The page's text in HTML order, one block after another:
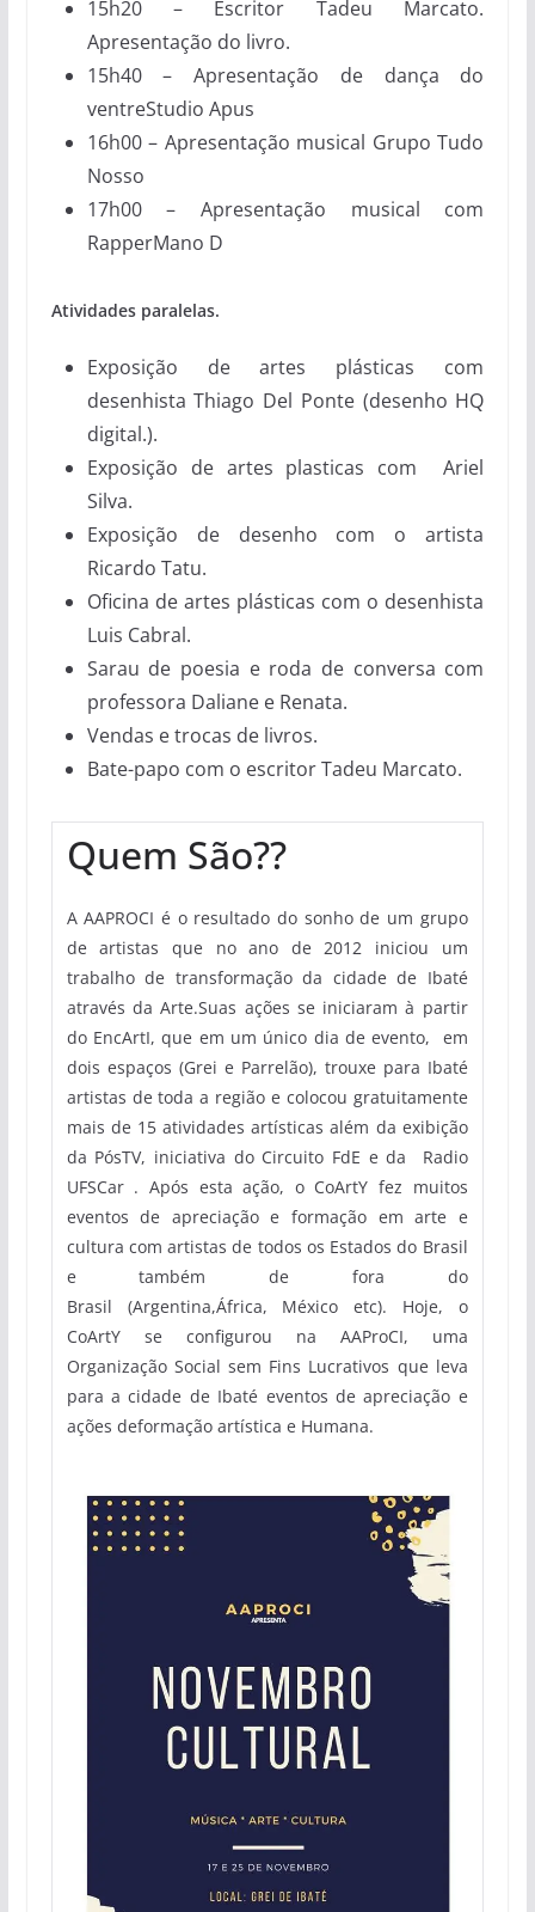
15h20 – Escritor Tadeu Marcato.
Apresentação do livro.
15h40 – Apresentação de dança do
ventreStudio Apus
16h00 – Apresentação musical Grupo Tudo
Nosso
17h00 – Apresentação musical com
RapperMano D
Atividades paralelas.
Exposição de artes plásticas com
desenhista Thiago Del Ponte (desenho HQ
digital.).
Exposição de artes plasticas com Ariel
Silva.
Exposição de desenho com o artista
Ricardo Tatu.
Oficina de artes plásticas com o desenhista
Luis Cabral.
Sarau de poesia e roda de conversa com
professora Daliane e Renata.
Vendas e trocas de livros.
Bate-papo com o escritor Tadeu Marcato.
Quem São??
A AAPROCI é o resultado do sonho de um grupo
de artistas que no ano de 2012 iniciou um
trabalho de transformação da cidade de Ibaté
através da Arte.Suas ações se iniciaram à partir
do EncArtI, que em um único dia de evento, em
dois espaços (Grei e Parrelão), trouxe para Ibaté
artistas de toda a região e colocou gratuitamente
mais de 15 atividades artísticas além da exibição
da PósTV, iniciativa do Circuito FdE e da Radio
UFSCar . Após esta ação, o CoArtY fez muitos
eventos de apreciação e formação em arte e
cultura com artistas de todos os Estados do Brasil
e também de fora do
Brasil (Argentina,África, México etc). Hoje, o
CoArtY se conﬁgurou na AAProCI, uma
Organização Social sem Fins Lucrativos que leva
para a cidade de Ibaté eventos de apreciação e
ações deformação artística e Humana.